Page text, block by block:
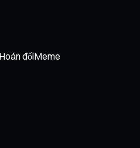
đổiMeme